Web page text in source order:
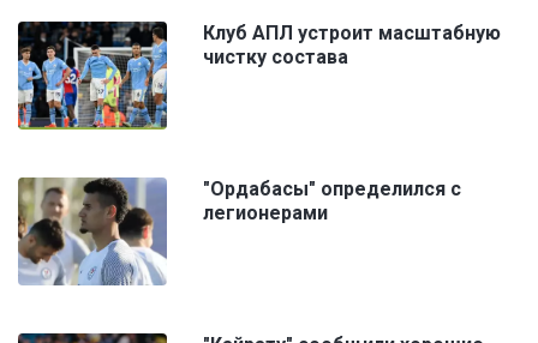
Клуб АПЛ устроит масштабную
чистку состава
"Ордабасы" определился с
легионерами